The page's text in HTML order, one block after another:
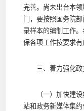
完善。尚未出台本
门，要按照国务院
录样本的编制工作
保各项工作按要求有
三、着力强化政
（一）加快建设
站和政务新媒体集